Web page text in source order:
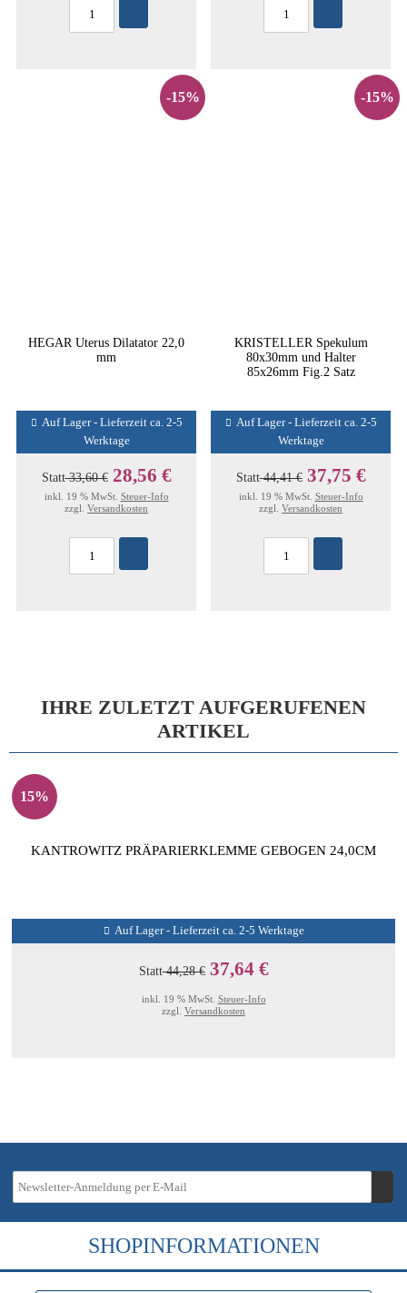
-15%
HEGAR Uterus Dilatator 22,0
mm
Auf Lager - Lieferzeit ca. 2-5
Werktage
Statt33,60 € 28,56 €
inkl. 19 % MwSt. Steuer-Info
zzgl. Versandkosten
-15%
KRISTELLER Spekulum
80x30mm und Halter
85x26mm Fig.2 Satz
Auf Lager - Lieferzeit ca. 2-5
Werktage
Statt44,41 € 37,75 €
inkl. 19 % MwSt. Steuer-Info
zzgl. Versandkosten
IHRE ZULETZT AUFGERUFENEN
ARTIKEL
15%
KANTROWITZ PRÄPARIERKLEMME GEBOGEN 24,0CM
Auf Lager - Lieferzeit ca. 2-5 Werktage
Statt44,28 € 37,64 €
inkl. 19 % MwSt. Steuer-Info
zzgl. Versandkosten
SHOPINFORMATIONEN